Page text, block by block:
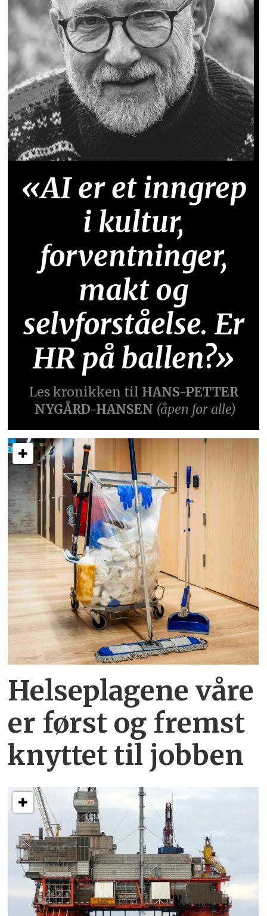
«AI er et inngrep
i kultur,
forventninger,
makt og
selvforståelse. Er
HR på ballen?»
Les kronikken til HANS-PETTER
NYGÅRD-HANSEN (åpen for alle)
Helseplagene våre
er først og fremst
knyttet til jobben